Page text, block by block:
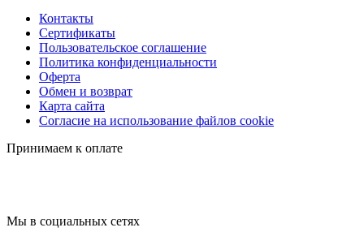
Контакты
Сертификаты
Пользовательское соглашение
Политика конфиденциальности
Оферта
Обмен и возврат
Карта сайта
Согласие на использование файлов cookie
Принимаем к оплате
Мы в социальных сетях